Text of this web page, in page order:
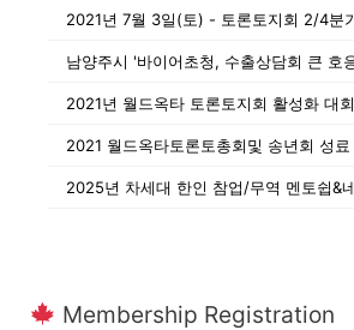
2021년 월드옥타 토론토지회 활성화 대회
2021 월드옥타토론토총회및 송년회 성료
Membership Registration